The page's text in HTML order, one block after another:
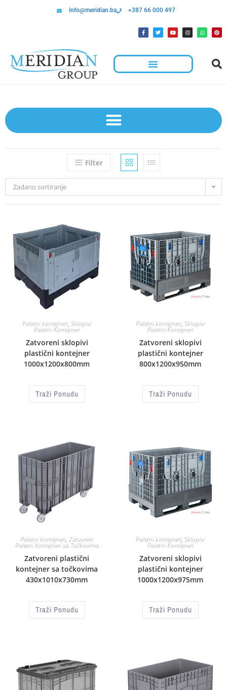
info@meridian.ba +387 66 000 497
Filter
Zadano sortiranje
Paletni kontejneri, Sklopivi
Paletni Kontejneri
Zatvoreni sklopivi
plastični kontejner
1000x1200x800mm
Traži Ponudu
Paletni kontejneri, Sklopivi
Paletni Kontejneri
Zatvoreni sklopivi
plastični kontejner
800x1200x950mm
Traži Ponudu
Paletni kontejneri, Zatvoreni
Paletni Kontejneri sa Točkovima
Zatvoreni plastični
kontejner sa točkovima
430x1010x730mm
Traži Ponudu
Paletni kontejneri, Sklopivi
Paletni Kontejneri
Zatvoreni sklopivi
plastični kontejner
1000x1200x975mm
Traži Ponudu